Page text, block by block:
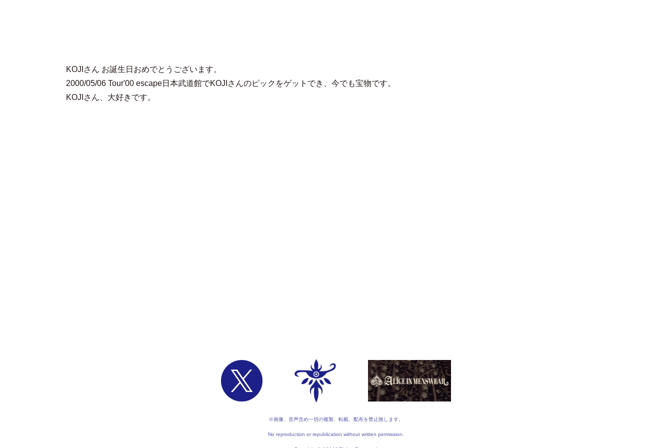
KOJIさん お誕生日おめでとうございます。
2000/05/06 Tour'00 escape日本武道館でKOJIさんのピックをゲットでき、今でも宝物です。
KOJIさん、大好きです。
※画像、音声含め一切の複製、転載、配布を禁止致します。
No reproduction or republication without written permission.